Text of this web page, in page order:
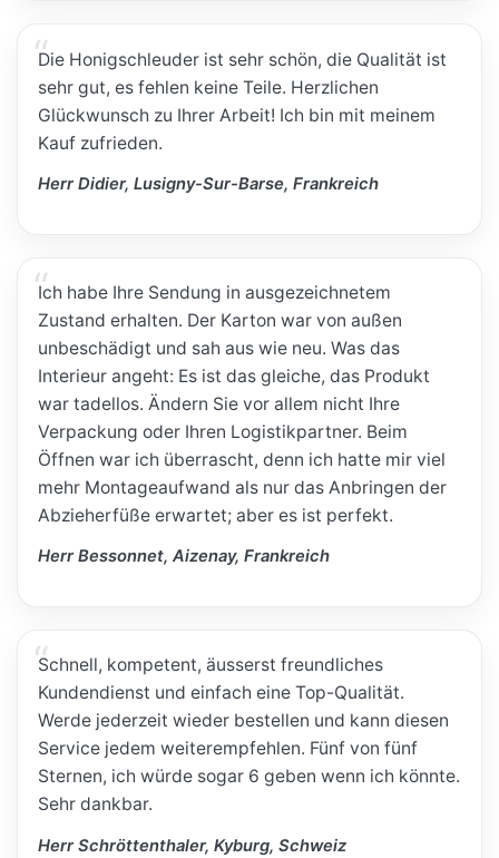
Die Honigschleuder ist sehr schön, die Qualität ist
sehr gut, es fehlen keine Teile. Herzlichen
Glückwunsch zu Ihrer Arbeit! Ich bin mit meinem
Kauf zufrieden.
Herr Didier, Lusigny-Sur-Barse, Frankreich
Ich habe Ihre Sendung in ausgezeichnetem
Zustand erhalten. Der Karton war von außen
unbeschädigt und sah aus wie neu. Was das
Interieur angeht: Es ist das gleiche, das Produkt
war tadellos. Ändern Sie vor allem nicht Ihre
Verpackung oder Ihren Logistikpartner. Beim
Öffnen war ich überrascht, denn ich hatte mir viel
mehr Montageaufwand als nur das Anbringen der
Abzieherfüße erwartet; aber es ist perfekt.
Herr Bessonnet, Aizenay, Frankreich
Schnell, kompetent, äusserst freundliches
Kundendienst und einfach eine Top-Qualität.
Werde jederzeit wieder bestellen und kann diesen
Service jedem weiterempfehlen. Fünf von fünf
Sternen, ich würde sogar 6 geben wenn ich könnte.
Sehr dankbar.
Herr Schröttenthaler, Kyburg, Schweiz